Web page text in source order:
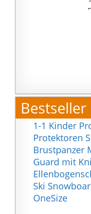
1-1 Kinder
Protektoren
Brustpanzer
Guard mit
Ski
OneSize